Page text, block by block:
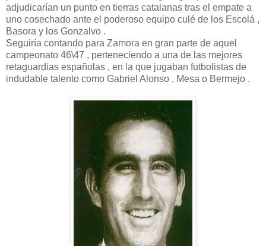
adjudicarían un punto en tierras catalanas tras el empate a
uno cosechado ante el poderoso equipo culé de los Escolá ,
Basora y los Gonzalvo .
Seguiría contando para Zamora en gran parte de aquel
campeonato 46\47 , perteneciendo a una de las mejores
retaguardias españolas , en la que jugaban futbolistas de
indudable talento como Gabriel Alonso , Mesa o Bermejo .